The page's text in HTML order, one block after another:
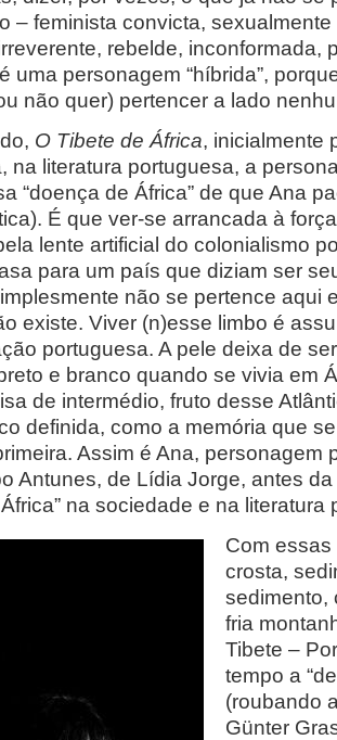
– feminista convicta,
rebelde, inconformada,
uma personagem “híbrida”,
não quer) pertencer a lado
O Tibete de África, inicialmente
na literatura portuguesa, a
“doença de África” de que Ana
É que ver-se arrancada à
lente artificial do colonialismo
para um país que diziam ser
não se pertence aqui
existe. Viver (n)esse limbo é
portuguesa. A pele deixa de
e branco quando se vivia em
de intermédio, fruto desse
definida, como a memória que
Assim é Ana, personagem
Antunes, de Lídia Jorge, antes da
na sociedade e na literatura
Com
crosta,
sedimento,
fria
Tibete –
tempo a
(roubando
Günter